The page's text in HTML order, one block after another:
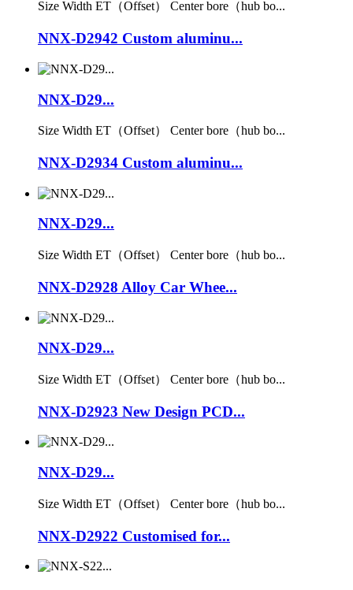
Size Width ET（Offset） Center bore（hub bo...
NNX-D2942 Custom aluminu...
NNX-D29...
Size Width ET（Offset） Center bore（hub bo...
NNX-D2934 Custom aluminu...
NNX-D29...
Size Width ET（Offset） Center bore（hub bo...
NNX-D2928 Alloy Car Whee...
NNX-D29...
Size Width ET（Offset） Center bore（hub bo...
NNX-D2923 New Design PCD...
NNX-D29...
Size Width ET（Offset） Center bore（hub bo...
NNX-D2922 Customised for...